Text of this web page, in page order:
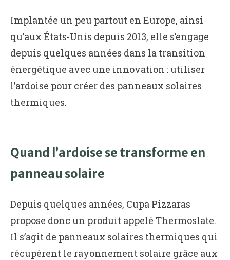
Implantée un peu partout en Europe, ainsi
qu’aux États-Unis depuis 2013, elle s’engage
depuis quelques années dans la transition
énergétique avec une innovation : utiliser
l’ardoise pour créer des panneaux solaires
thermiques.
Quand l’ardoise se transforme en
panneau solaire
Depuis quelques années, Cupa Pizzaras
propose donc un produit appelé Thermoslate.
Il s’agit de panneaux solaires thermiques qui
récupèrent le rayonnement solaire grâce aux